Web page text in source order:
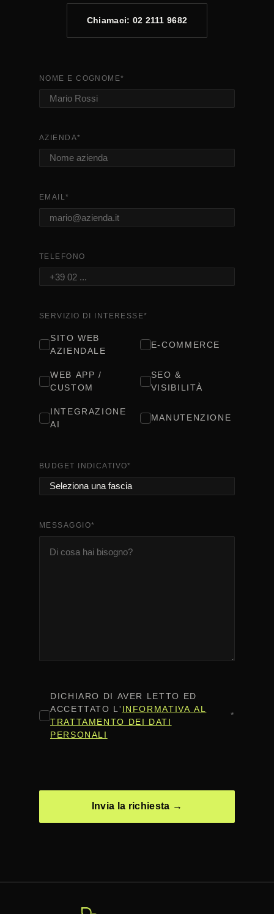
Chiamaci: 02 2111 9682
NOME E COGNOME*
AZIENDA*
EMAIL*
TELEFONO
SERVIZIO DI INTERESSE*
SITO WEB
AZIENDALE
E-COMMERCE
WEB APP /
CUSTOM
SEO &
VISIBILITÀ
INTEGRAZIONE
AI
MANUTENZIONE
BUDGET INDICATIVO*
MESSAGGIO*
CONSENSO*
DICHIARO DI AVER LETTO ED
ACCETTATO L' INFORMATIVA AL
TRATTAMENTO DEI DATI
PERSONALI
*